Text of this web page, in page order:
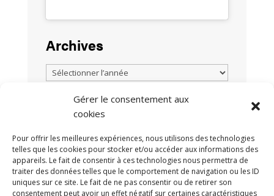
Gérer le consentement aux
cookies
Pour offrir les meilleures expériences, nous utilisons des technologies
telles que les cookies pour stocker et/ou accéder aux informations des
appareils. Le fait de consentir à ces technologies nous permettra de
traiter des données telles que le comportement de navigation ou les ID
uniques sur ce site. Le fait de ne pas consentir ou de retirer son
consentement peut avoir un effet négatif sur certaines caractéristiques
Archives
TOUTES LES ACTUALITÉS